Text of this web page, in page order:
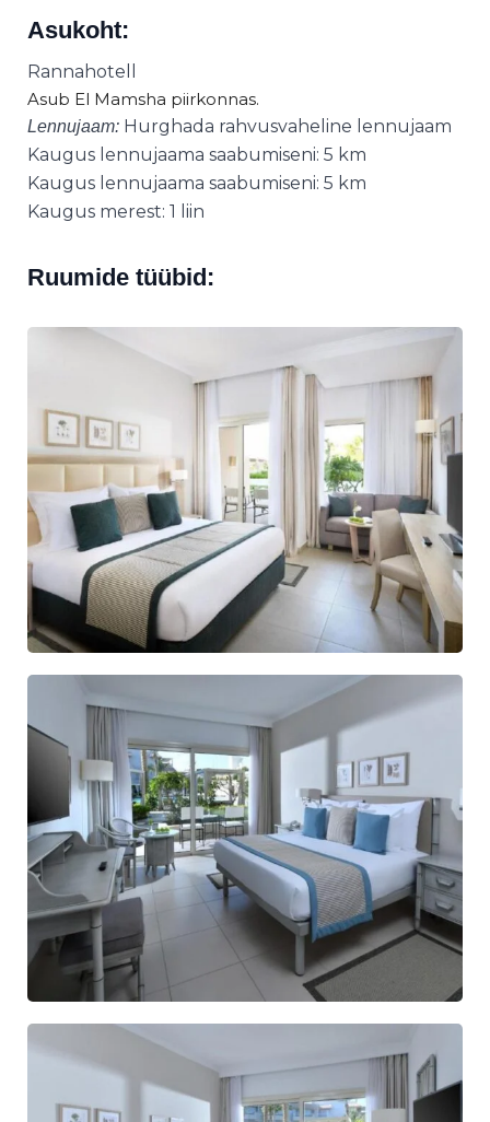
Asukoht:
Rannahotell
Asub El Mamsha piirkonnas.
Lennujaam: Hurghada rahvusvaheline lennujaam
Kaugus lennujaama saabumiseni: 5 km
Kaugus lennujaama saabumiseni: 5 km
Kaugus merest: 1 liin
Ruumide tüübid: